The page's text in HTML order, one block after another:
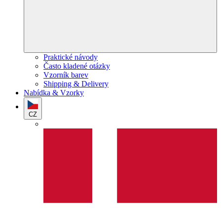
Praktické návody
Často kladené otázky
Vzorník barev
Shipping & Delivery
Nabídka & Vzorky
CZ